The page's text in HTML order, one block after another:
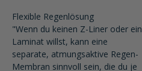
Flexible Regenlösung
"Wenn du keinen Z-Liner oder ein
Laminat willst, kann eine
separate, atmungsaktive Regen-
Membran sinnvoll sein, die du je